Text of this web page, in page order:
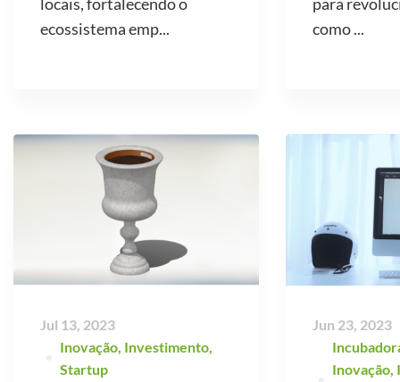
ecossistema emp...
como ...
Jul 13, 2023
Inovação, Investimento,
Startup
Jun 23, 2023
Inovação,